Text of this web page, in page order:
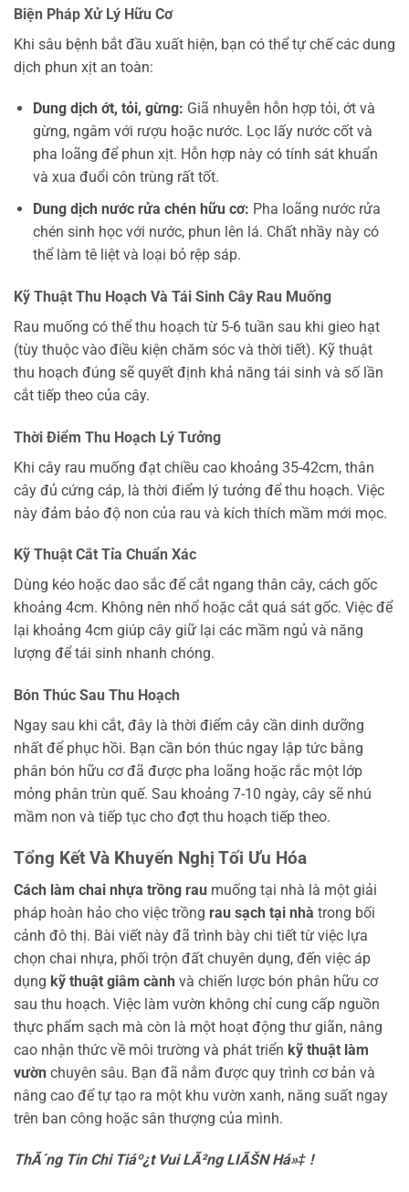
Biện Pháp Xử Lý Hữu Cơ
Khi sâu bệnh bắt đầu xuất hiện, bạn có thể tự chế các dung
dịch phun xịt an toàn:
Dung dịch ớt, tỏi, gừng: Giã nhuyễn hỗn hợp tỏi, ớt và
gừng, ngâm với rượu hoặc nước. Lọc lấy nước cốt và
pha loãng để phun xịt. Hỗn hợp này có tính sát khuẩn
và xua đuổi côn trùng rất tốt.
Dung dịch nước rửa chén hữu cơ: Pha loãng nước rửa
chén sinh học với nước, phun lên lá. Chất nhầy này có
thể làm tê liệt và loại bỏ rệp sáp.
Kỹ Thuật Thu Hoạch Và Tái Sinh Cây Rau Muống
Rau muống có thể thu hoạch từ 5-6 tuần sau khi gieo hạt
(tùy thuộc vào điều kiện chăm sóc và thời tiết). Kỹ thuật
thu hoạch đúng sẽ quyết định khả năng tái sinh và số lần
cắt tiếp theo của cây.
Thời Điểm Thu Hoạch Lý Tưởng
Khi cây rau muống đạt chiều cao khoảng 35-42cm, thân
cây đủ cứng cáp, là thời điểm lý tưởng để thu hoạch. Việc
này đảm bảo độ non của rau và kích thích mầm mới mọc.
Kỹ Thuật Cắt Tỉa Chuẩn Xác
Dùng kéo hoặc dao sắc để cắt ngang thân cây, cách gốc
khoảng 4cm. Không nên nhổ hoặc cắt quá sát gốc. Việc để
lại khoảng 4cm giúp cây giữ lại các mầm ngủ và năng
lượng để tái sinh nhanh chóng.
Bón Thúc Sau Thu Hoạch
Ngay sau khi cắt, đây là thời điểm cây cần dinh dưỡng
nhất để phục hồi. Bạn cần bón thúc ngay lập tức bằng
phân bón hữu cơ đã được pha loãng hoặc rắc một lớp
mỏng phân trùn quế. Sau khoảng 7-10 ngày, cây sẽ nhú
mầm non và tiếp tục cho đợt thu hoạch tiếp theo.
Tổng Kết Và Khuyến Nghị Tối Ưu Hóa
Cách làm chai nhựa trồng rau muống tại nhà là một giải
pháp hoàn hảo cho việc trồng rau sạch tại nhà trong bối
cảnh đô thị. Bài viết này đã trình bày chi tiết từ việc lựa
chọn chai nhựa, phối trộn đất chuyên dụng, đến việc áp
dụng kỹ thuật giâm cành và chiến lược bón phân hữu cơ
sau thu hoạch. Việc làm vườn không chỉ cung cấp nguồn
thực phẩm sạch mà còn là một hoạt động thư giãn, nâng
cao nhận thức về môi trường và phát triển kỹ thuật làm
vườn chuyên sâu. Bạn đã nắm được quy trình cơ bản và
nâng cao để tự tạo ra một khu vườn xanh, năng suất ngay
trên ban công hoặc sân thượng của mình.
ThÃ´ng Tin Chi Tiáº¿t Vui LÃ²ng LIÃŠN Há»‡ !